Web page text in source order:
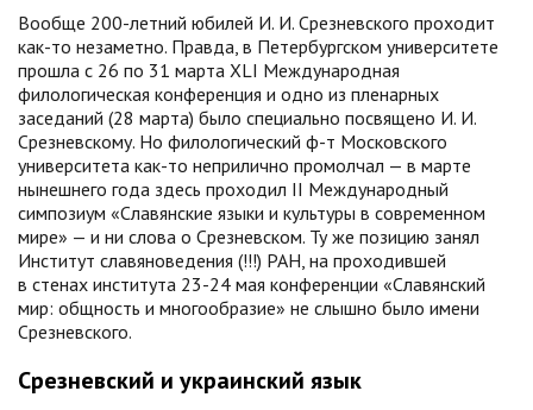
Вообще 200-летний юбилей И. И. Срезневского проходит
как-то незаметно. Правда, в Петербургском университете
прошла с 26 по 31 марта XLI Международная
филологическая конференция и одно из пленарных
заседаний (28 марта) было специально посвящено И. И.
Срезневскому. Но филологический ф-т Московского
университета как-то неприлично промолчал — в марте
нынешнего года здесь проходил II Международный
симпозиум «Славянские языки и культуры в современном
мире» — и ни слова о Срезневском. Ту же позицию занял
Институт славяноведения (!!!) РАН, на проходившей
в стенах института 23-24 мая конференции «Славянский
мир: общность и многообразие» не слышно было имени
Срезневского.
Срезневский и украинский язык